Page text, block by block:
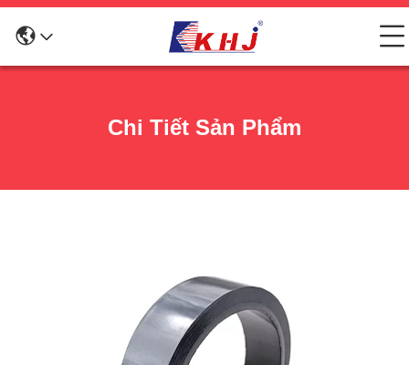
Chi Tiết Sản Phẩm